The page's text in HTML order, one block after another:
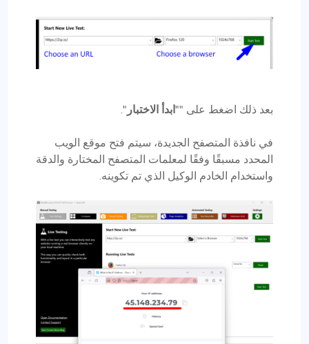
بعد ذلك اضغط على ""ابدأ الاختبار ".
في نافذة المتصفح الجديدة، سيتم فتح موقع الويب
المحدد مسبقًا وفقًا لمعلمات المتصفح المختارة والدقة
واستخدام الخادم الوكيل الذي تم تكوينه.